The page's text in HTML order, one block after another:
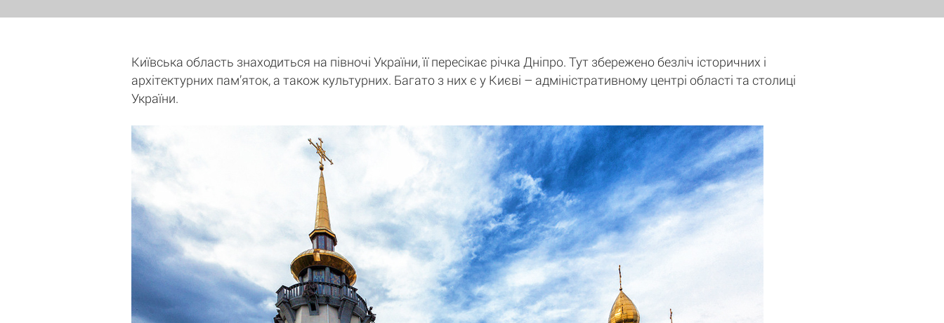
Київська область знаходиться на півночі України, її пересікає річка Дніпро. Тут збережено безліч історичних і
архітектурних пам’яток, а також культурних. Багато з них є у Києві – адміністративному центрі області та столиці
України.